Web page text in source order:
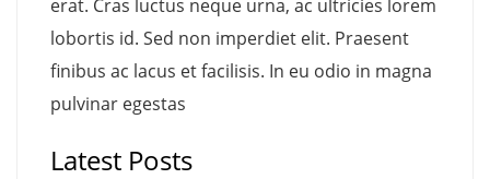
erat. Cras luctus neque urna, ac ultricies lorem
lobortis id. Sed non imperdiet elit. Praesent
finibus ac lacus et facilisis. In eu odio in magna
pulvinar egestas
Latest Posts